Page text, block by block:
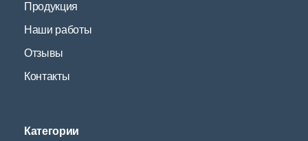
Продукция
Наши работы
Отзывы
Контакты
Категории